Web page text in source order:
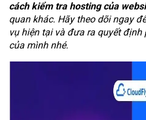
cách kiểm tra hosting của
quan khác. Hãy theo dõi ngay
vụ hiện tại và đưa ra quyết định
của mình nhé.